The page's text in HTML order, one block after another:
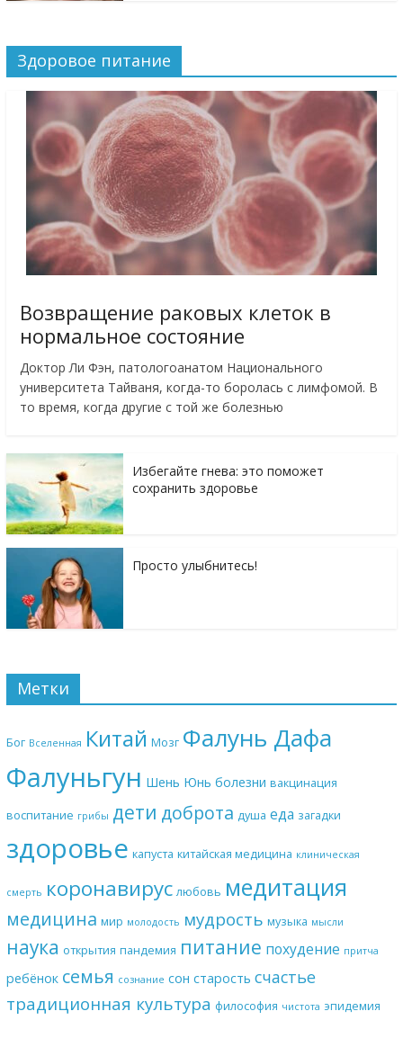
Здоровое питание
Возвращение раковых клеток в
нормальное состояние
Доктор Ли Фэн, патологоанатом Национального
университета Тайваня, когда-то боролась с лимфомой. В
то время, когда другие с той же болезнью
Избегайте гнева: это поможет
сохранить здоровье
Просто улыбнитесь!
Метки
Бог Вселенная Китай Мозг Фалунь Дафа
Фалуньгун Шень Юнь болезни вакцинация
воспитание грибы дети доброта душа еда загадки
здоровье капуста китайская медицина клиническая
смерть коронавирус любовь медитация
медицина мир молодость мудрость музыка мысли
наука открытия пандемия питание похудение притча
ребёнок семья сознание сон старость счастье
традиционная культура философия чистота эпидемия